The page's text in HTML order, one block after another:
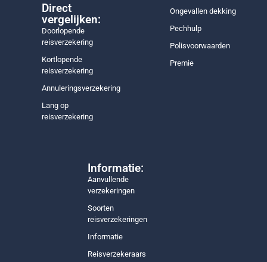
Direct
vergelijken:
Doorlopende
reisverzekering
Kortlopende
reisverzekering
Annuleringsverzekering
Lang op
reisverzekering
Informatie:
Aanvullende
verzekeringen
Soorten
reisverzekeringen
Informatie
Reisverzekeraars
Ongevallen dekking
Pechhulp
Polisvoorwaarden
Premie